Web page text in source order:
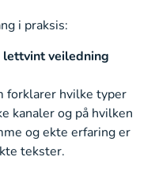
i praksis:
lettvint veiledning
forklarer hvilke typer
kanaler og på hvilken
og ekte erfaring er
tekster.